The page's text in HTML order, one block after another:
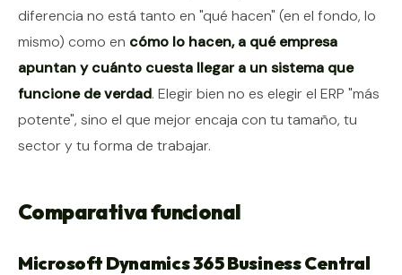
diferencia no está tanto en "qué hacen" (en el fondo, lo
mismo) como en cómo lo hacen, a qué empresa
apuntan y cuánto cuesta llegar a un sistema que
funcione de verdad. Elegir bien no es elegir el ERP "más
potente", sino el que mejor encaja con tu tamaño, tu
sector y tu forma de trabajar.
Comparativa funcional
Microsoft Dynamics 365 Business Central